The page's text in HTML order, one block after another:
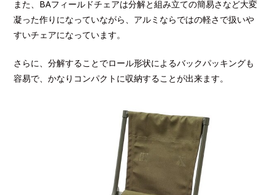
また、BAフィールドチェアは分解と組み立ての簡易さなど大変
凝った作りになっていながら、アルミならではの軽さで扱いや
すいチェアになっています。
さらに、分解することでロール形状によるバックパッキングも
容易で、かなりコンパクトに収納することが出来ます。